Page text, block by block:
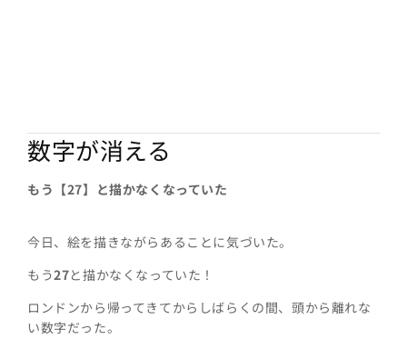
数字が消える
もう【27】と描かなくなっていた
今日、絵を描きながらあることに気づいた。
もう27と描かなくなっていた！
ロンドンから帰ってきてからしばらくの間、頭から離れな
い数字だった。